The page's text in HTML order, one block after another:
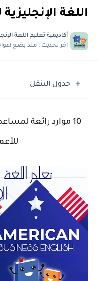
اللغة
أكاديمية تعليم اللغة
اخر تحديث : منذ بضع
جدول التنقل
10 موارد رائعة